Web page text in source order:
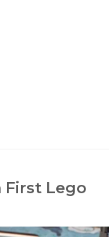
First Lego